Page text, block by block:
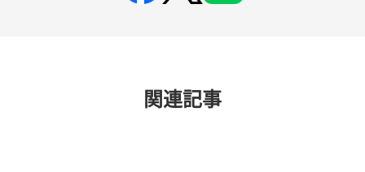
関連記事